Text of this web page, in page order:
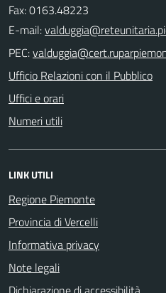
Fax: 0163.48223
E-mail:
PEC:
Ufficio Relazioni con il Pubblico
Uffici e orari
Numeri utili
LINK UTILI
Regione Piemonte
Provincia di Vercelli
Informativa privacy
Note legali